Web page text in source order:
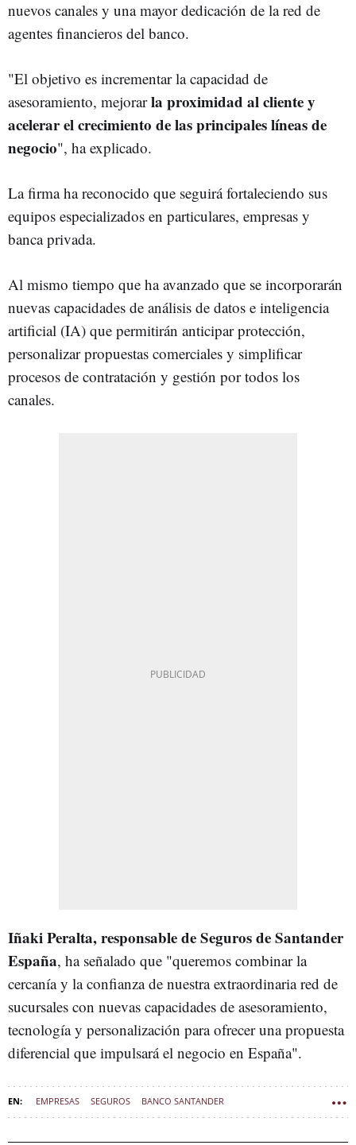
nuevos canales y una mayor dedicación de la red de
agentes financieros del banco.
"El objetivo es incrementar la capacidad de
asesoramiento, mejorarla proximidad al cliente y
acelerar el crecimiento de las principales líneas de
negocio", ha explicado.
La firma ha reconocido que seguirá fortaleciendo sus
equipos especializados en particulares, empresas y
banca privada.
Al mismo tiempo que ha avanzado que se incorporarán
nuevas capacidades de análisis de datos e inteligencia
artificial (IA) que permitirán anticipar protección,
personalizar propuestas comerciales y simplificar
procesos de contratación y gestión por todos los
canales.
Iñaki Peralta, responsable de Seguros de Santander
España, ha señalado que "queremos combinar la
cercanía y la confianza de nuestra extraordinaria red de
sucursales con nuevas capacidades de asesoramiento,
tecnología y personalización para ofrecer una propuesta
diferencial que impulsará el negocio en España".
EMPRESAS SEGUROS BANCO SANTANDER